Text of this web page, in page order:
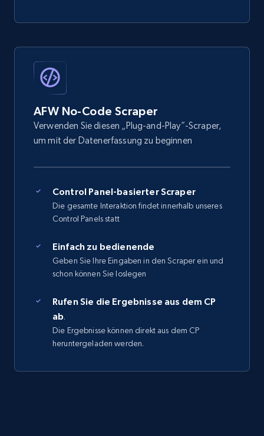
AFW No-Code Scraper
Verwenden Sie diesen „Plug-and-Play”-Scraper,
um mit der Datenerfassung zu beginnen
Control Panel-basierter Scraper
Die gesamte Interaktion findet innerhalb unseres
Control Panels statt
Einfach zu bedienende
Geben Sie Ihre Eingaben in den Scraper ein und
schon können Sie loslegen
Rufen Sie die Ergebnisse aus dem CP
ab.
Die Ergebnisse können direkt aus dem CP
heruntergeladen werden.